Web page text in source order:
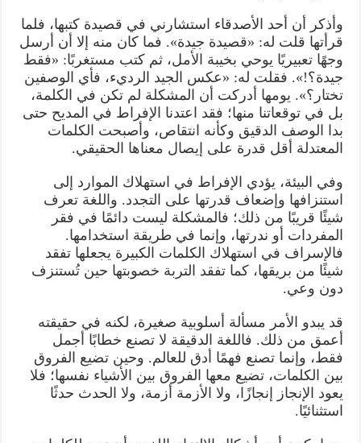
وأذكر أن أحد الأصدقاء استشارني في قصيدة كتبها، فلما
قرأتها قلت له: «قصيدة جيدة». فما كان منه إلا أن أرسل
وجهًا تعبيريًا يوحي بخيبة الأمل، ثم كتب مستغربًا: «فقط
جيدة؟!». فقلت له: «عكس الجيد الرديء، فأي الوصفين
تختار؟». يومها أدركت أن المشكلة لم تكن في الكلمة،
بل في توقعاتنا منها؛ فقد اعتدنا الإفراط في المديح حتى
بدا الوصف الدقيق وكأنه انتقاص، وأصبحت الكلمات
المعتدلة أقل قدرة على إيصال معناها الحقيقي.
وفي البيئة، يؤدي الإفراط في استهلاك الموارد إلى
استنزافها وإضعاف قدرتها على التجدد. واللغة تعرف
شيئًا قريبًا من ذلك؛ فالمشكلة ليست دائمًا في فقر
المفردات أو ندرتها، وإنما في طريقة استخدامها.
فالإسراف في استهلاك الكلمات الكبيرة يجعلها تفقد
شيئًا من بريقها، كما تفقد التربة خصوبتها حين تُستنزف
دون وعي.
قد يبدو الأمر مسألة أسلوبية صغيرة، لكنه في حقيقته
أعمق من ذلك. فاللغة الدقيقة لا تصنع خطابًا أجمل
فقط، وإنما تصنع فهمًا أدق للعالم. وحين تضيع الفروق
بين الكلمات، تضيع معها الفروق بين الأشياء نفسها؛ فلا
يعود الإنجاز إنجازًا، ولا الأزمة أزمة، ولا الحدث حدثًا
استثنائيًا.